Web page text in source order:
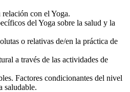
con el Yoga.
del Yoga sobre la salud y la
o relativas de/en la práctica de
a través de las actividades de
Factores condicionantes del nivel
saludable.